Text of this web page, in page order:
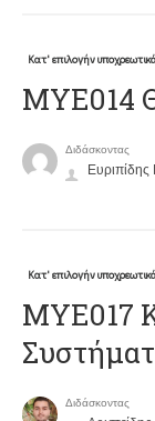
Κατ' επιλογήν
ΜΥΕ014
Διδάσκοντας
Κατ' επιλογήν
ΜΥΕ017
Διδάσκοντας